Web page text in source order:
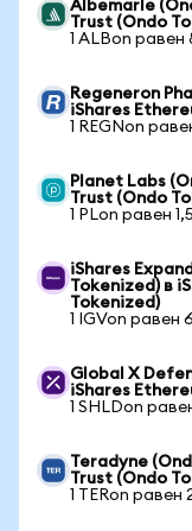
Albemarle
Trust (Ondo
1 ALBon
Regeneron
iShares
1 REGNon
Planet Labs
Trust (Ondo
1 PLon равен
iShares
Tokenized) в
Tokenized)
1 IGVon равен
Global X
iShares
1 SHLDon
Teradyne
Trust (Ondo
1 TERon